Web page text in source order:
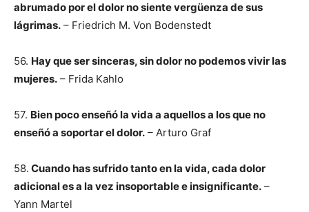
abrumado por el dolor no siente vergüenza de sus
lágrimas. – Friedrich M. Von Bodenstedt
56. Hay que ser sinceras, sin dolor no podemos vivir las
mujeres. – Frida Kahlo
57. Bien poco enseñó la vida a aquellos a los que no
enseñó a soportar el dolor. – Arturo Graf
58. Cuando has sufrido tanto en la vida, cada dolor
adicional es a la vez insoportable e insignificante. –
Yann Martel